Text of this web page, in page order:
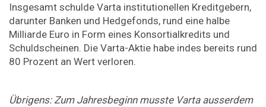
Insgesamt schulde Varta institutionellen Kreditgebern,
darunter Banken und Hedgefonds, rund eine halbe
Milliarde Euro in Form eines Konsortialkredits und
Schuldscheinen. Die Varta-Aktie habe indes bereits rund
80 Prozent an Wert verloren.
Übrigens: Zum Jahresbeginn musste Varta ausserdem